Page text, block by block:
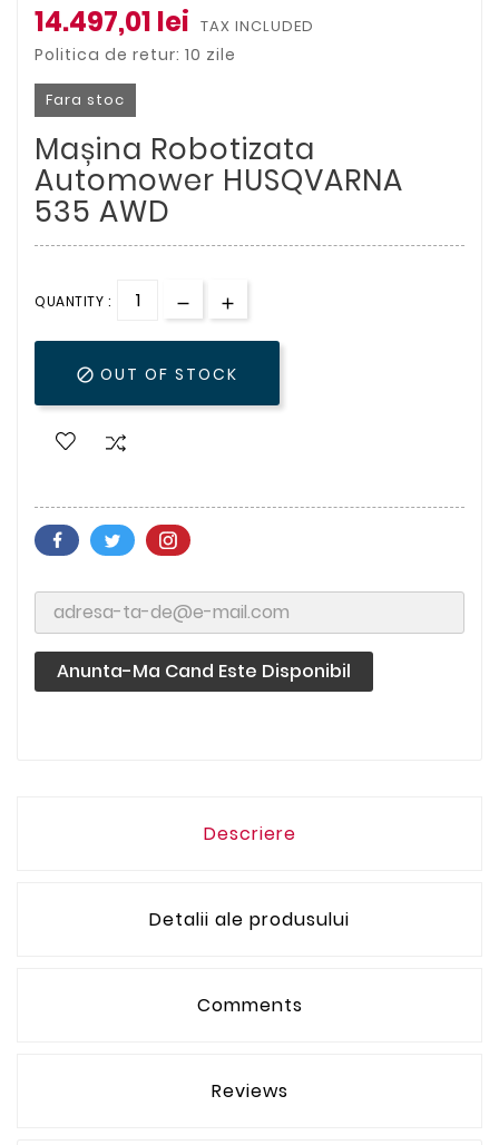
14.497,01 lei TAX INCLUDED
Politica de retur: 10 zile
Fara stoc
Mașina Robotizata
Automower HUSQVARNA
535 AWD
QUANTITY :
 OUT OF STOCK
Anunta-Ma Cand Este Disponibil
Descriere
Detalii ale produsului
Comments
Reviews